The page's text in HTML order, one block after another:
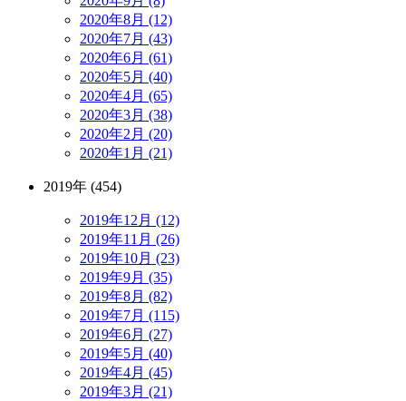
2020年8月 (12)
2020年7月 (43)
2020年6月 (61)
2020年5月 (40)
2020年4月 (65)
2020年3月 (38)
2020年2月 (20)
2020年1月 (21)
2019年 (454)
2019年12月 (12)
2019年11月 (26)
2019年10月 (23)
2019年9月 (35)
2019年8月 (82)
2019年7月 (115)
2019年6月 (27)
2019年5月 (40)
2019年4月 (45)
2019年3月 (21)